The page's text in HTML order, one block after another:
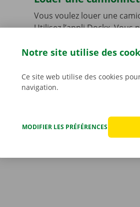
Vous voulez louer une
Utilisez l’appli Dockx. Vous
Service Shop, ainsi que le
Téléchargez notre appli
Notre site utilise des
Ce site web utilise des cookies
navigation.
MODIFIER LES PRÉFÉRENCES